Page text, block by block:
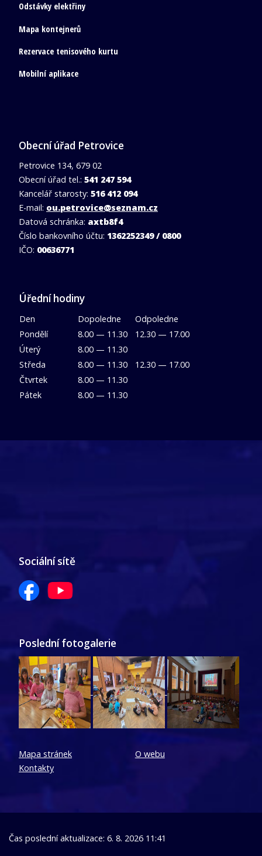
Odstávky elektřiny
Mapa kontejnerů
Rezervace tenisového kurtu
Mobilní aplikace
Obecní úřad Petrovice
Petrovice 134, 679 02
Obecní úřad tel.: 541 247 594
Kancelář starosty: 516 412 094
E-mail: ou.petrovice@seznam.cz
Datová schránka: axtb8f4
Číslo bankovního účtu: 1362252349 / 0800
IČO: 00636771
Úřední hodiny
Den Dopoledne
Odpoledne
Pondělí
8.00 — 11.30
12.30 — 17.00
Úterý
8.00 — 11.30
Středa
8.00 — 11.30
12.30 — 17.00
Čtvrtek
8.00 — 11.30
Pátek
8.00 — 11.30
Sociální sítě
Poslední fotogalerie
Mapa stránek
Kontakty
O webu
Čas poslední aktualizace: 6. 8. 2026 11:41